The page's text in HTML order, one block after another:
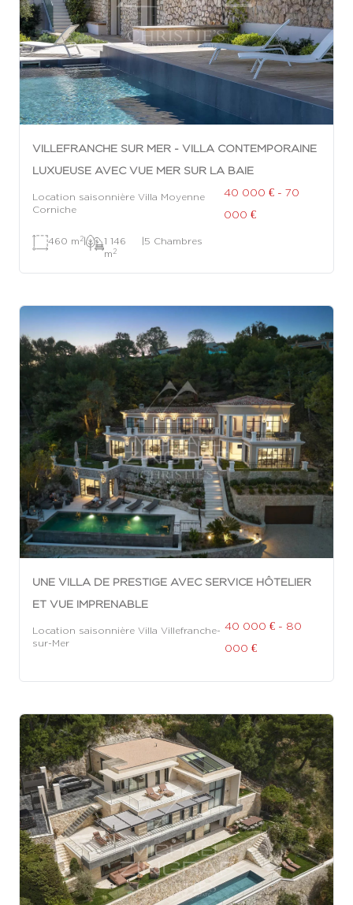
VILLEFRANCHE SUR MER - VILLA CONTEMPORAINE
LUXUEUSE AVEC VUE MER SUR LA BAIE
Location saisonnière Villa Moyenne
Corniche
40 000 € - 70
000 €
460 m 2|
1 146
m 2
|5 Chambres
UNE VILLA DE PRESTIGE AVEC SERVICE HÔTELIER
ET VUE IMPRENABLE
Location saisonnière Villa Villefranche-
sur-Mer
40 000 € - 80
000 €